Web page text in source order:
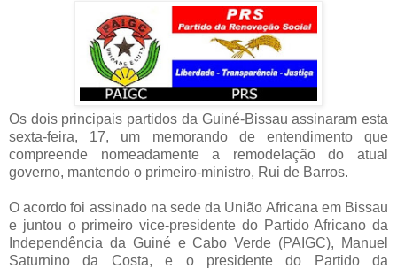
Os dois principais partidos da Guiné-Bissau assinaram esta
sexta-feira, 17, um memorando de entendimento que
compreende nomeadamente a remodelação do atual
governo, mantendo o primeiro-ministro, Rui de Barros.
O acordo foi assinado na sede da União Africana em Bissau
e juntou o primeiro vice-presidente do Partido Africano da
Independência da Guiné e Cabo Verde (PAIGC), Manuel
Saturnino da Costa, e o presidente do Partido da